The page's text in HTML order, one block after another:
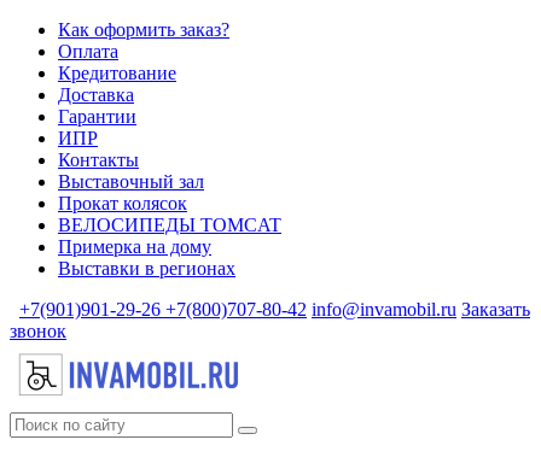
Как оформить заказ?
Оплата
Кредитование
Доставка
Гарантии
ИПР
Контакты
Выставочный зал
Прокат колясок
ВЕЛОСИПЕДЫ TOMCAT
Примерка на дому
Выставки в регионах
+7(901)901-29-26 +7(800)707-80-42 info@invamobil.ru Заказать
звонок